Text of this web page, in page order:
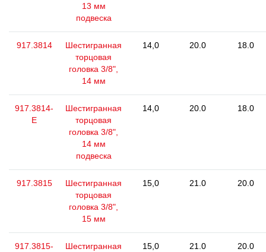
13 мм
подвеска
917.3814
Шестигранная
торцовая
головка 3/8",
14 мм
14,0 20.0 18.0
917.3814-
E
Шестигранная
торцовая
головка 3/8",
14 мм
подвеска
14,0 20.0 18.0
917.3815
Шестигранная
торцовая
головка 3/8",
15 мм
15,0 21.0 20.0
917.3815-
Шестигранная
15,0 21.0 20.0